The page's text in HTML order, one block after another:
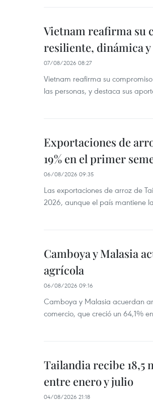
Vietnam reafirma su
resiliente, dinámica y
07/08/2026 08:27
Vietnam reafirma su
las personas, y destaca sus
Exportaciones de
19% en el primer
06/08/2026 09:35
Las exportaciones de arroz de
2026, aunque el país mantiene
Camboya y Malasia
agrícola
06/08/2026 09:16
Camboya y Malasia acuerdan
comercio, que creció un 64,1%
Tailandia recibe 18,5
entre enero y julio
04/08/2026 21:18